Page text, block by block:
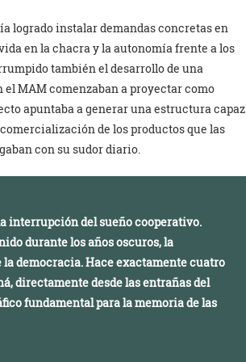
logrado instalar demandas concretas en
en la chacra y la autonomía frente a los
también el desarrollo de una
MAM comenzaban a proyectar como
apuntaba a generar una estructura capaz
de los productos que las
con su sudor diario.
interrupción del sueño cooperativo.
durante los años oscuros, la
democracia. Hace exactamente cuatro
directamente desde las entrañas del
fundamental para la memoria de las